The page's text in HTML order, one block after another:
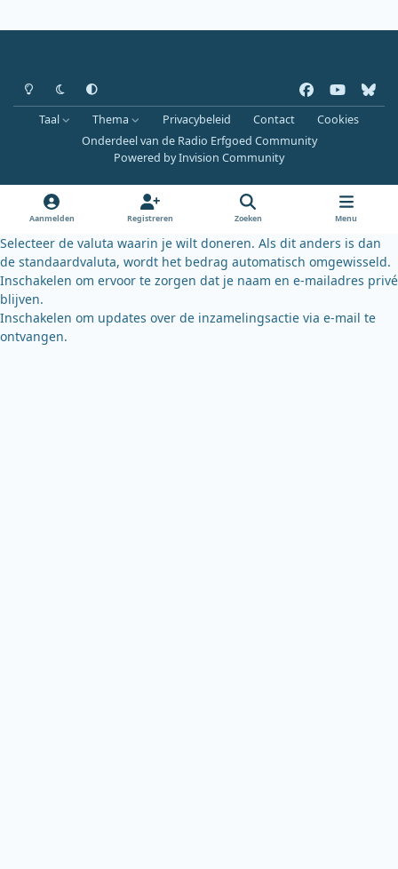
Heldere modus
Donkere modus
Systeemvoorkeur
a
c
e
o
k
o
u
b
b
l
u
k
y
Taal Thema Privacybeleid Contact
Cookies
Onderdeel van de Radio Erfgoed Community
Powered byInvision Community
Aanmelden Registreren Zoeken Menu
Selecteer de valuta waarin je wilt doneren. Als dit anders is dan
de standaardvaluta, wordt het bedrag automatisch omgewisseld.
Inschakelen om ervoor te zorgen dat je naam en e-mailadres privé
blijven.
Inschakelen om updates over de inzamelingsactie via e-mail te
ontvangen.